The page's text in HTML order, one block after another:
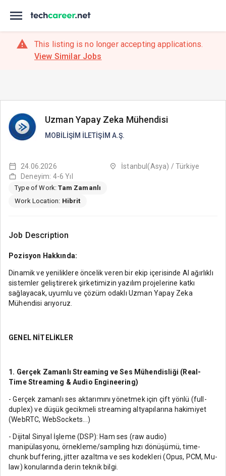
This listing is no longer accepting applications.
View Similar Jobs
Uzman Yapay Zeka Mühendisi
MOBİLİŞİM İLETİŞİM A.Ş.
24.06.2026
İstanbul(Asya) / Türkiye
Deneyim: 4-6 Yıl
Type of Work:Tam Zamanlı
Work Location: Hibrit
Job Description
Pozisyon Hakkında:
Dinamik ve yeniliklere öncelik veren bir ekip içerisinde AI ağırlıklı
sistemler geliştirerek şirketimizin yazılım projelerine katkı
sağlayacak, uyumlu ve çözüm odaklı Uzman Yapay Zeka
Mühendisi arıyoruz.
GENEL NİTELİKLER
1. Gerçek Zamanlı Streaming ve Ses Mühendisliği (Real-
Time Streaming & Audio Engineering)
- Gerçek zamanlı ses aktarımını yönetmek için çift yönlü (full-
duplex) ve düşük gecikmeli streaming altyapılarına hakimiyet
(WebRTC, WebSockets...)
- Dijital Sinyal İşleme (DSP): Ham ses (raw audio)
manipülasyonu, örnekleme/sampling hızı dönüşümü, time-
chunk buffering, jitter azaltma ve ses kodekleri (Opus, PCM, Mu-
law) konularında derin teknik bilgi.